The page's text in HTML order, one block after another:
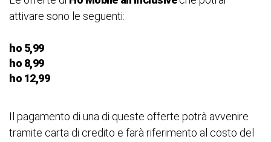
attivare sono le seguenti:
ho 5,99
ho 8,99
ho 12,99
Il pagamento di una di queste offerte potrà avvenire
tramite carta di credito e farà riferimento al costo del